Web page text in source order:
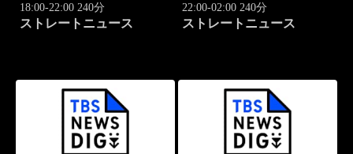
18:00-22:00 240分
ストレートニュース
22:00-02:00 240分
ストレートニュース